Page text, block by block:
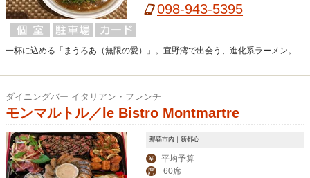
098-943-5395
一杯に込める「まうろあ（無限の愛）」。宜野湾で出会う、進化系ラーメン。
ダイニングバー イタリアン・フレンチ
モンマルトル／le Bistro Montmartre
那覇市内｜新都心
￥ 平均予算
席 60席